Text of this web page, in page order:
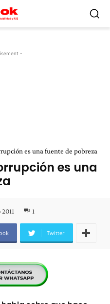
-
es una fuente de pobreza
es una
1
Twitter